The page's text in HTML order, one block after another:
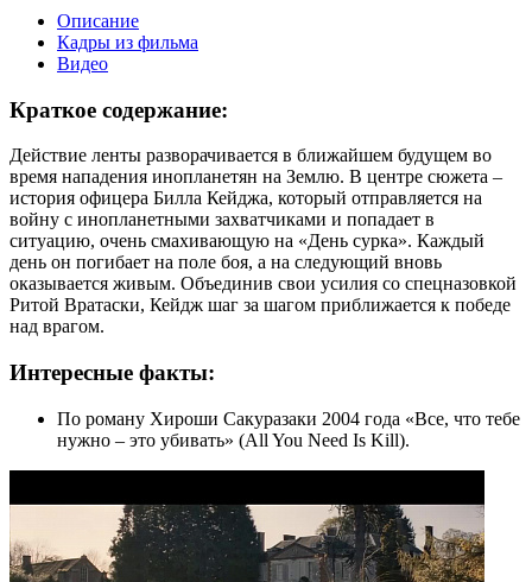
Описание
Кадры из фильма
Видео
Краткое содержание:
Действие ленты разворачивается в ближайшем будущем во
время нападения инопланетян на Землю. В центре сюжета –
история офицера Билла Кейджа, который отправляется на
войну с инопланетными захватчиками и попадает в
ситуацию, очень смахивающую на «День сурка». Каждый
день он погибает на поле боя, а на следующий вновь
оказывается живым. Объединив свои усилия со спецназовкой
Ритой Вратаски, Кейдж шаг за шагом приближается к победе
над врагом.
Интересные факты:
По роману Хироши Сакуразаки 2004 года «Все, что тебе
нужно – это убивать» (All You Need Is Kill).